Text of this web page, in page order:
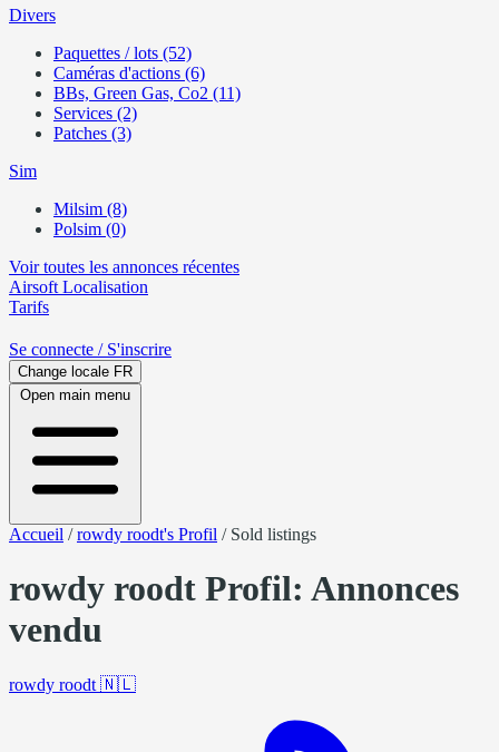
Divers
Paquettes / lots (52)
Caméras d'actions (6)
BBs, Green Gas, Co2 (11)
Services (2)
Patches (3)
Sim
Milsim (8)
Polsim (0)
Voir toutes les annonces récentes
Airsoft Localisation
Tarifs
Se connecte / S'inscrire
Change locale FR
Open main menu
Accueil /rowdy roodt's Profil / Sold listings
rowdy roodt Profil: Annonces
vendu
rowdy roodt 🇳🇱